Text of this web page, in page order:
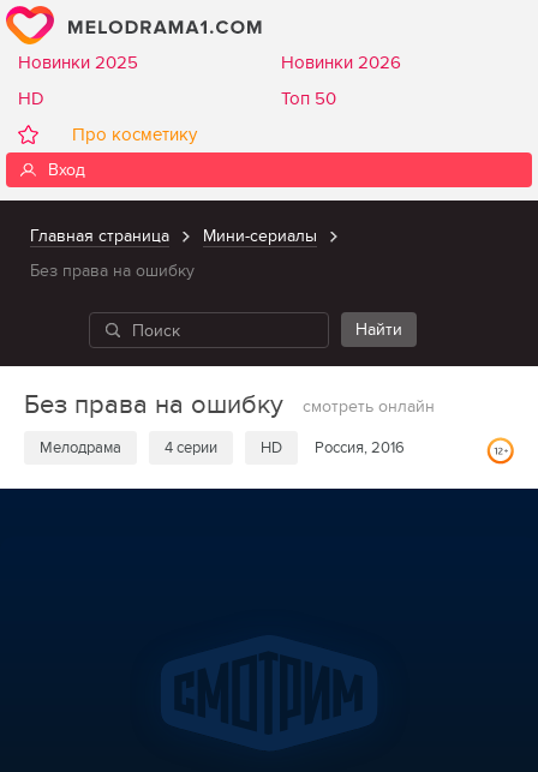
Новинки 2025
Новинки 2026
HD
Топ 50
Про косметику
Вход
Главная страница
Мини-сериалы
Без права на ошибку
Без права на ошибку смотреть онлайн
Мелодрама 4 серии HD Россия, 2016